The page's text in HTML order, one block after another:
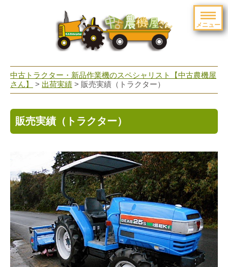
メニュー
navigation
中古トラクター・新品作業機のスペシャリスト【中古農機屋
さん】
> 出荷実績 > 販売実績（トラクター）
販売実績（トラクター）